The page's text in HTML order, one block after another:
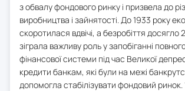
з обвалу фондового ринку і призвела до
виробництва і зайнятості. До 1933 року
скоротилася вдвічі, а безробіття
зіграла важливу роль у запобіганні
фінансової системи під час Великої
кредити банкам, які були на межі
допомогла стабілізувати фондовий